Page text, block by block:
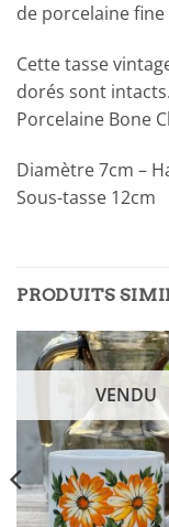
de porcelaine fine
Cette tasse
dorés sont intacts.
Porcelaine Bone
Diamètre 7cm –
Sous-tasse 12cm
PRODUITS
VENDU